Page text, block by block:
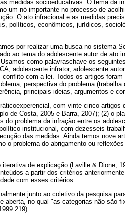
medidas socioeducativas. O tema da
um nó importante no processo de
O ato infracional e as medidas
políticos, econômicos, jurídicos,
por realizar uma busca no sistema
ao tema do adolescente autor de ato
como palavraschave os
adolescente infrator, adolescente
com a lei. Todos os artigos foram
perspectiva do problema (trabalha
principais ideias, argumentos e
com vinte cinco artigos
de Costa, 2005 e Barra, 2007); (2) o
do problema da infração entre os
institucional, com dezesseis
das medidas. Ainda temos nove
o problema do abrigamento ou reflexões
de explicação (Laville & Dione,
a partir dos critérios anteriormente
com esses critérios.
junto ao coletivo da pesquisa
aberta, no qual "as categorias não são